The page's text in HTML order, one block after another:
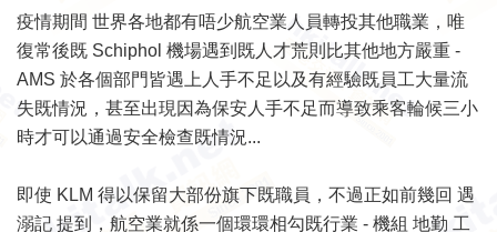
疫情期間 世界各地都有唔少航空業人員轉投其他職業，唯
復常後既 Schiphol 機場遇到既人才荒則比其他地方嚴重 -
AMS 於各個部門皆遇上人手不足以及有經驗既員工大量流
失既情況，甚至出現因為保安人手不足而導致乘客輪候三小
時才可以通過安全檢查既情況...
即使 KLM 得以保留大部份旗下既職員，不過正如前幾回 遇
溺記 提到，航空業就係一個環環相勾既行業 - 機組 地勤 工